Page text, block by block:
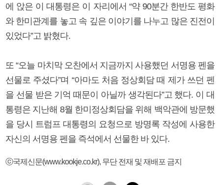
에 앉은 이 대통령은 이 자리에서 “약 90분간 한반도 평화
와 한미관계를 놓고 속 깊은 이야기를 나누고 많은 진전이
있었다”고 밝혔다.
또 “오늘 마치막 오찬에서 지금까지 사용했던 서명용 펜을
선물로 주셨다”며 “아마도 처음 정상회담 때 제가 쓰던 펜
을 선물 받은 기억 때문이 아닐까 생각된다”고 했다. 이 대
통령은 지난해 8월 한미정상회담을 위해 백악관에 방문했
을 당시 트럼프 대통령의 요청으로 방명록 작성에 사용한
자신의 서명용 펜을 즉석에서 선물한 바 있다.
ⓒ국제신문(www.kookje.co.kr), 무단 전재 및 재배포 금지